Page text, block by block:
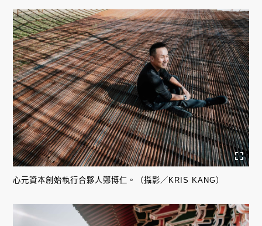
心元資本創始執行合夥人鄭博仁。（攝影／KRIS KANG）